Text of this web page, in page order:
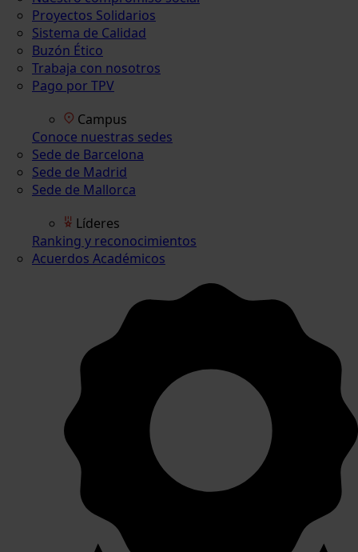
Proyectos Solidarios
Sistema de Calidad
Buzón Ético
Trabaja con nosotros
Pago por TPV
Campus
Conoce nuestras sedes
Sede de Barcelona
Sede de Madrid
Sede de Mallorca
Líderes
Ranking y reconocimientos
Acuerdos Académicos